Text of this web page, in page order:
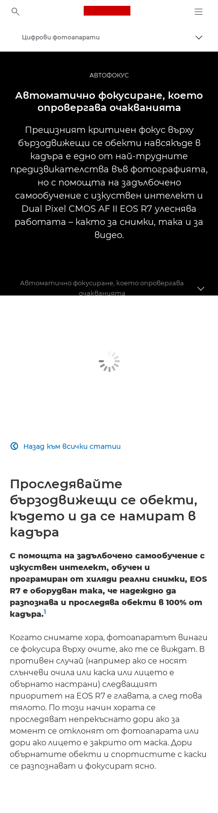
Canon Logo, back to
Цифрови фотоапарати
АВТОФОКУС
Автоматично фокусиране, което
опровергава очакванията
Прецизният критичен фокус върху
бързодвижещи се обекти навсякъде в
кадъра е едно от най-трудните
предизвикателства във фотографията,
но с помощта на задълбочено
самообучение с изкуствен интелект и
Dual Pixel CMOS AF II EOS R7 улеснява
работата – както за снимки, така и за
видео.
Автоматично фокусиране, което опровергава
очакванията
Скорост и производителност
Назад към всички статии

Проследявайте
бързодвижещи се обекти,
където и да се намират в
кадъра
С помощта на задълбочено самообучение с
изкуствен интелект, обучен и
програмиран от хиляди реални снимки, EOS
R7 е оборудван така, че надеждно да
разпознава и проследява обекти в 100% от
кадъра.1
Когато снимате хора, фотоапаратът винаги
се фокусира върху очите, ако те се виждат. В
противен случай (например ако се носят
слънчеви очила или каска или лицето е
обърнато настрани) следващият
приоритет на EOS R7 е главата, а след това
тялото. По този начин хората се
проследяват непрекъснато дори ако за
момент се отклонят от фотоапарата или
дори ако лицето е закрито от маска. Дори
обърнатите обекти и спортистите с каски
се разпознават и фокусират ясно.